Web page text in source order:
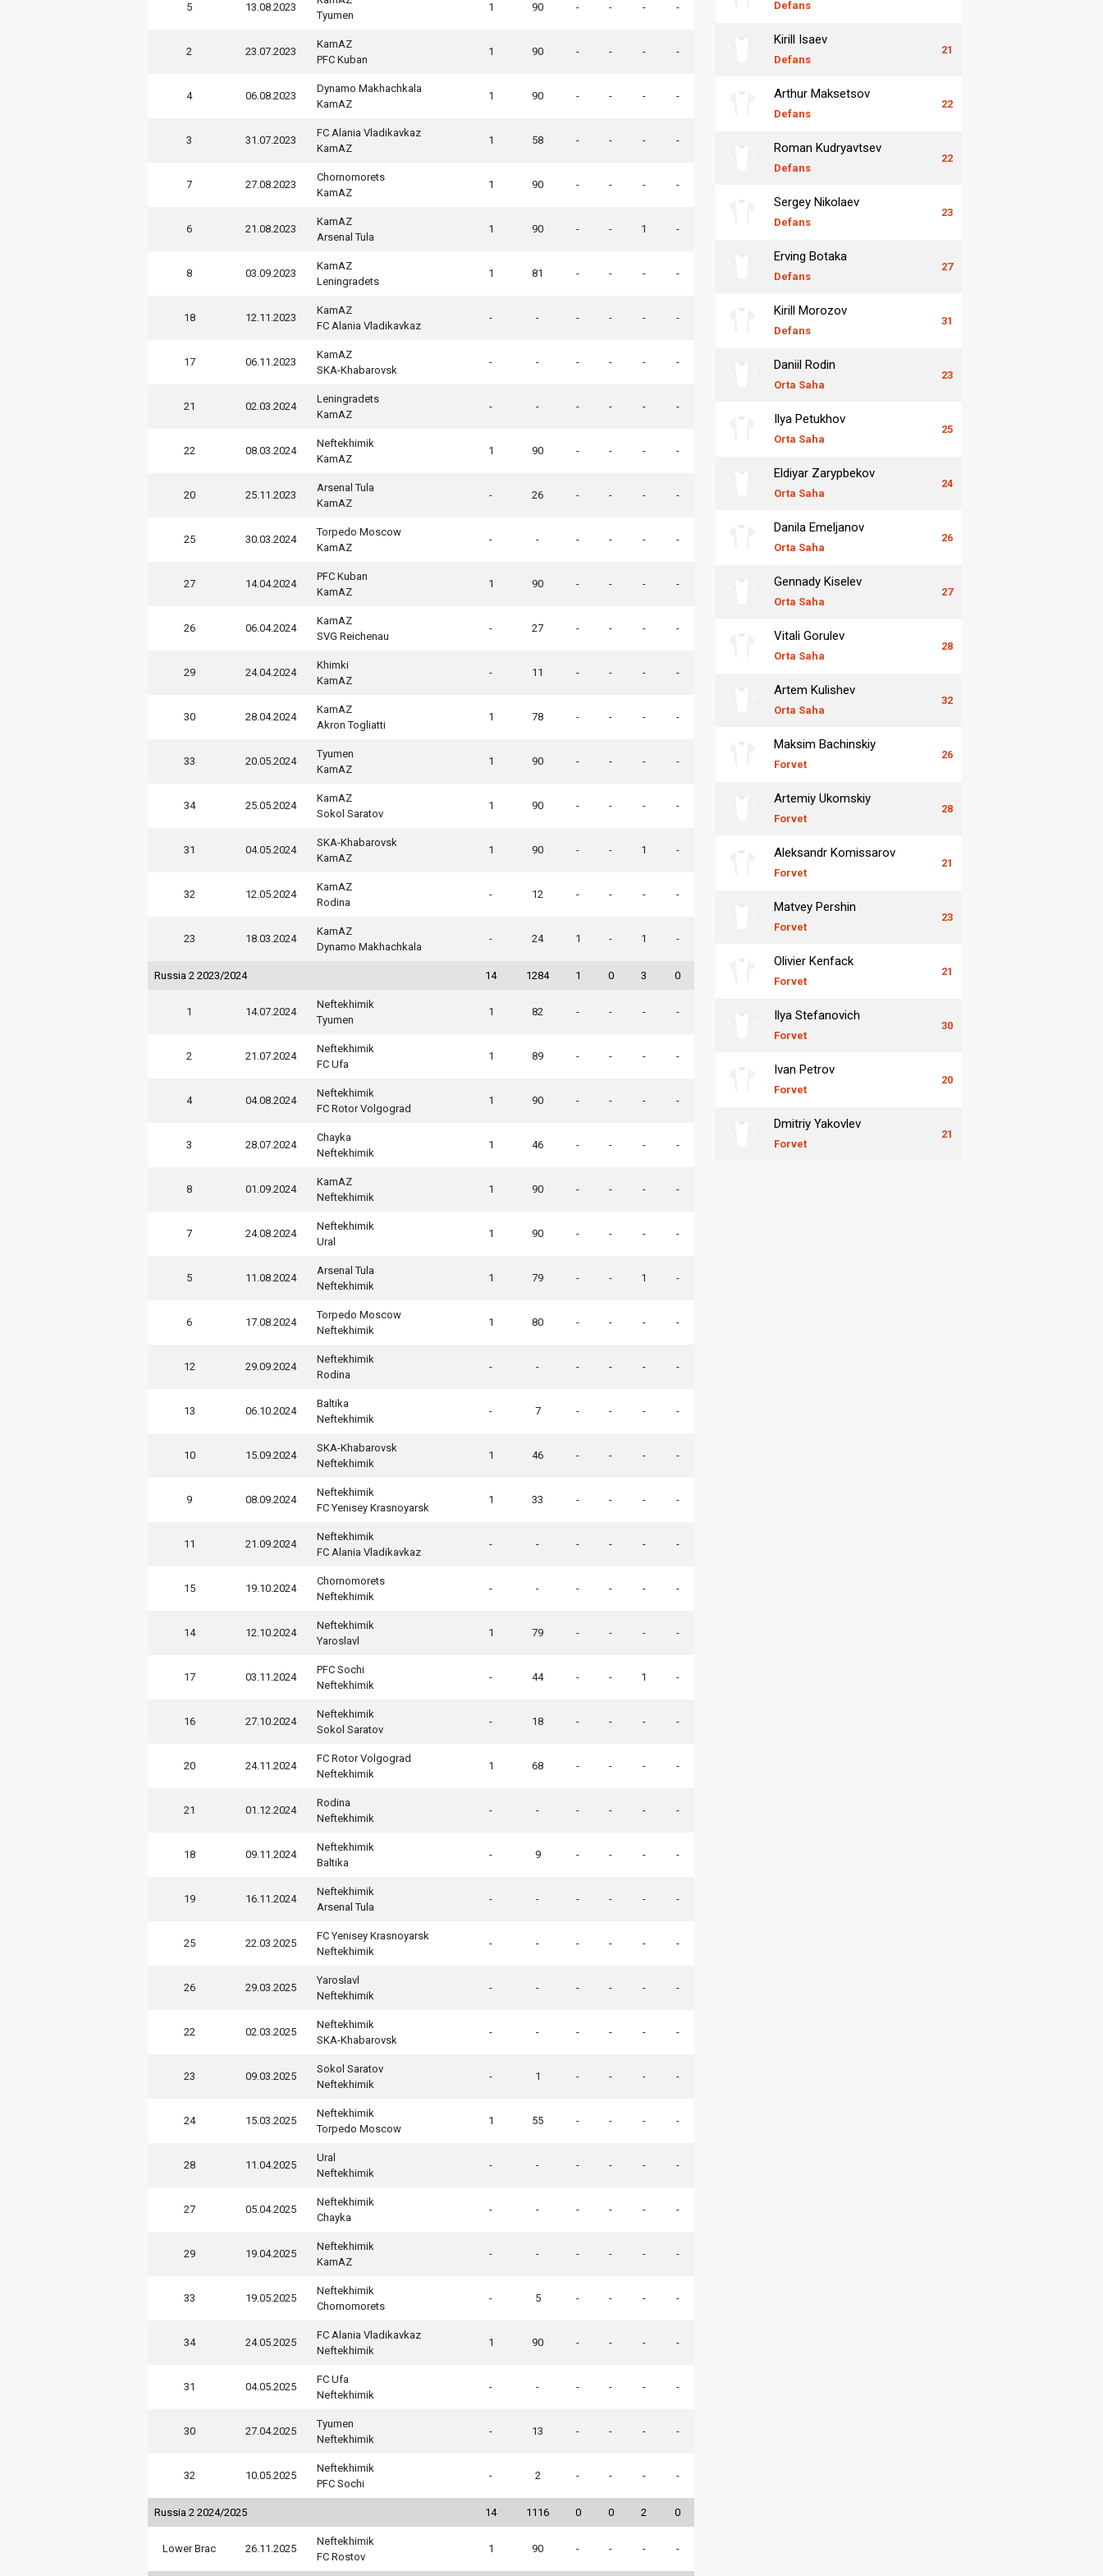
5 13.08.2023
Tyumen
1 90 - - - -
2 23.07.2023
KamAZ
PFC Kuban
1 90 - - - -
4 06.08.2023
Dynamo Makhachkala
KamAZ
1 90 - - - -
3 31.07.2023
FC Alania Vladikavkaz
KamAZ
1 58 - - - -
7 27.08.2023
Chornomorets
KamAZ
1 90 - - - -
6 21.08.2023
KamAZ
Arsenal Tula
1 90 - - 1 -
8 03.09.2023
KamAZ
Leningradets
1 81 - - - -
18 12.11.2023
KamAZ
FC Alania Vladikavkaz
- - - - - -
17 06.11.2023
KamAZ
SKA-Khabarovsk
- - - - - -
21 02.03.2024
Leningradets
KamAZ
- - - - - -
22 08.03.2024
Neftekhimik
KamAZ
1 90 - - - -
20 25.11.2023
Arsenal Tula
KamAZ
- 26 - - - -
25 30.03.2024
Torpedo Moscow
KamAZ
- - - - - -
27 14.04.2024
PFC Kuban
KamAZ
1 90 - - - -
26 06.04.2024
KamAZ
SVG Reichenau
- 27 - - - -
29 24.04.2024
Khimki
KamAZ
- 11 - - - -
30 28.04.2024
KamAZ
Akron Togliatti
1 78 - - - -
33 20.05.2024
Tyumen
KamAZ
1 90 - - - -
34 25.05.2024
KamAZ
Sokol Saratov
1 90 - - - -
31 04.05.2024
SKA-Khabarovsk
KamAZ
1 90 - - 1 -
32 12.05.2024
KamAZ
Rodina
- 12 - - - -
23 18.03.2024
KamAZ
Dynamo Makhachkala
- 24 1 - 1 -
Russia 2 2023/2024 14 1284 1 0 3 0
1 14.07.2024
Neftekhimik
Tyumen
1 82 - - - -
2 21.07.2024
Neftekhimik
FC Ufa
1 89 - - - -
4 04.08.2024
Neftekhimik
FC Rotor Volgograd
1 90 - - - -
3 28.07.2024
Chayka
Neftekhimik
1 46 - - - -
8 01.09.2024
KamAZ
Neftekhimik
1 90 - - - -
7 24.08.2024
Neftekhimik
Ural
1 90 - - - -
5 11.08.2024
Arsenal Tula
Neftekhimik
1 79 - - 1 -
6 17.08.2024
Torpedo Moscow
Neftekhimik
1 80 - - - -
12 29.09.2024
Neftekhimik
Rodina
- - - - - -
13 06.10.2024
Baltika
Neftekhimik
- 7 - - - -
10 15.09.2024
SKA-Khabarovsk
Neftekhimik
1 46 - - - -
9 08.09.2024
Neftekhimik
FC Yenisey Krasnoyarsk
1 33 - - - -
11 21.09.2024
Neftekhimik
FC Alania Vladikavkaz
- - - - - -
15 19.10.2024
Chornomorets
Neftekhimik
- - - - - -
14 12.10.2024
Neftekhimik
Yaroslavl
1 79 - - - -
17 03.11.2024
PFC Sochi
Neftekhimik
- 44 - - 1 -
16 27.10.2024
Neftekhimik
Sokol Saratov
- 18 - - - -
20 24.11.2024
FC Rotor Volgograd
Neftekhimik
1 68 - - - -
21 01.12.2024
Rodina
Neftekhimik
- - - - - -
18 09.11.2024
Neftekhimik
Baltika
- 9 - - - -
19 16.11.2024
Neftekhimik
Arsenal Tula
- - - - - -
25 22.03.2025
FC Yenisey Krasnoyarsk
Neftekhimik
- - - - - -
26 29.03.2025
Yaroslavl
Neftekhimik
- - - - - -
22 02.03.2025
Neftekhimik
SKA-Khabarovsk
- - - - - -
23 09.03.2025
Sokol Saratov
Neftekhimik
- 1 - - - -
24 15.03.2025
Neftekhimik
Torpedo Moscow
1 55 - - - -
28 11.04.2025
Ural
Neftekhimik
- - - - - -
27 05.04.2025
Neftekhimik
Chayka
- - - - - -
29 19.04.2025
Neftekhimik
KamAZ
- - - - - -
33 19.05.2025
Neftekhimik
Chornomorets
- 5 - - - -
34 24.05.2025
FC Alania Vladikavkaz
Neftekhimik
1 90 - - - -
31 04.05.2025
FC Ufa
Neftekhimik
- - - - - -
30 27.04.2025
Tyumen
Neftekhimik
- 13 - - - -
32 10.05.2025
Neftekhimik
PFC Sochi
- 2 - - - -
Russia 2 2024/2025 14 1116 0 0 2 0
Lower Brac 26.11.2025
Neftekhimik
FC Rostov
1 90 - - - -
Defans
Kirill Isaev
Defans
21
Arthur Maksetsov
Defans
22
Roman Kudryavtsev
Defans
22
Sergey Nikolaev
Defans
23
Erving Botaka
Defans
27
Kirill Morozov
Defans
31
Daniil Rodin
Orta Saha
23
Ilya Petukhov
Orta Saha
25
Eldiyar Zarypbekov
Orta Saha
24
Danila Emeljanov
Orta Saha
26
Gennady Kiselev
Orta Saha
27
Vitali Gorulev
Orta Saha
28
Artem Kulishev
Orta Saha
32
Maksim Bachinskiy
Forvet
26
Artemiy Ukomskiy
Forvet
28
Aleksandr Komissarov
Forvet
21
Matvey Pershin
Forvet
23
Olivier Kenfack
Forvet
21
Ilya Stefanovich
Forvet
30
Ivan Petrov
Forvet
20
Dmitriy Yakovlev
Forvet
21